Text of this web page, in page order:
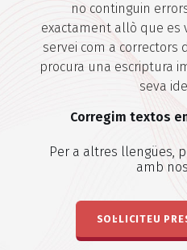
no continguin
exactament allò que es
servei com a correctors
procura una escriptura
seva
Corregim textos
Per a altres llengües,
amb
SOL·LICITEU